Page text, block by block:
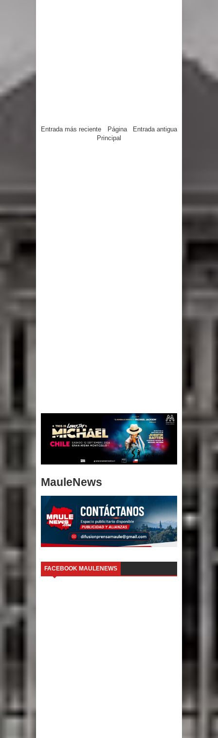
Entrada más reciente Entrada antigua
Página
Principal
MauleNews
FACEBOOK MAULENEWS